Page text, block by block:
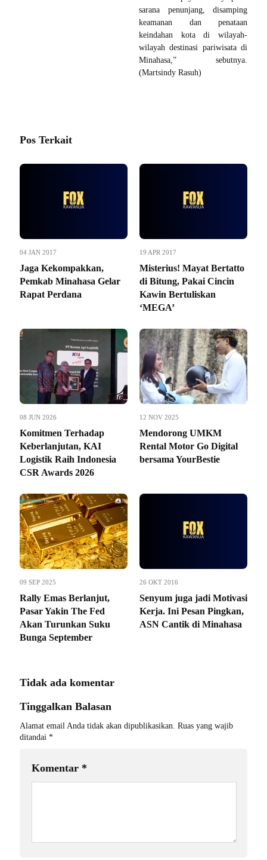
sarana penunjang, disamping
keamanan dan penataan
keindahan kota di wilayah-
wilayah destinasi pariwisata di
Minahasa,” sebutnya.
(Martsindy Rasuh)
Pos Terkait
04 JAN 2017
Jaga Kekompakkan,
Pemkab Minahasa Gelar
Rapat Perdana
19 APR 2017
Misterius! Mayat Bertatto
di Bitung, Pakai Cincin
Kawin Bertuliskan
‘MEGA’
08 JUN 2026
Komitmen Terhadap
Keberlanjutan, KAI
Logistik Raih Indonesia
CSR Awards 2026
12 NOV 2025
Mendorong UMKM
Rental Motor Go Digital
bersama YourBestie
09 SEP 2025
Rally Emas Berlanjut,
Pasar Yakin The Fed
Akan Turunkan Suku
Bunga September
26 OKT 2016
Senyum juga jadi Motivasi
Kerja. Ini Pesan Pingkan,
ASN Cantik di Minahasa
Tidak ada komentar
Tinggalkan Balasan
Alamat email Anda tidak akan dipublikasikan. Ruas yang wajib
ditandai *
Komentar *